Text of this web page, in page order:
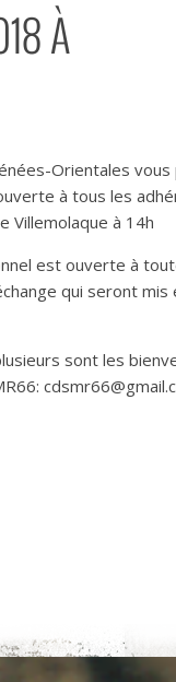
À
Orientales
à tous les
Villemolaque à 14h
est ouverte à
qui seront mis
sont les